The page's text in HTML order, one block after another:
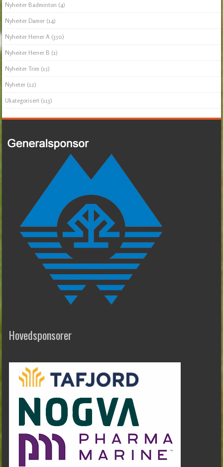
Nyheiter Badminton (4)
Nyheiter Damer (14)
Nyheiter Herrer A (350)
Nyheiter Herrer B (1)
Nyheiter Trim (15)
Nyheter (12)
Ukategorisert (113)
Hovedsponsorer